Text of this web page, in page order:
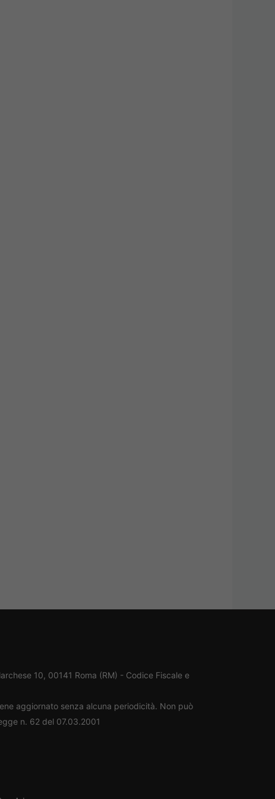
10, 00141 Roma (RM) - Codice Fiscale e
aggiornato senza alcuna periodicità. Non può
n. 62 del 07.03.2001